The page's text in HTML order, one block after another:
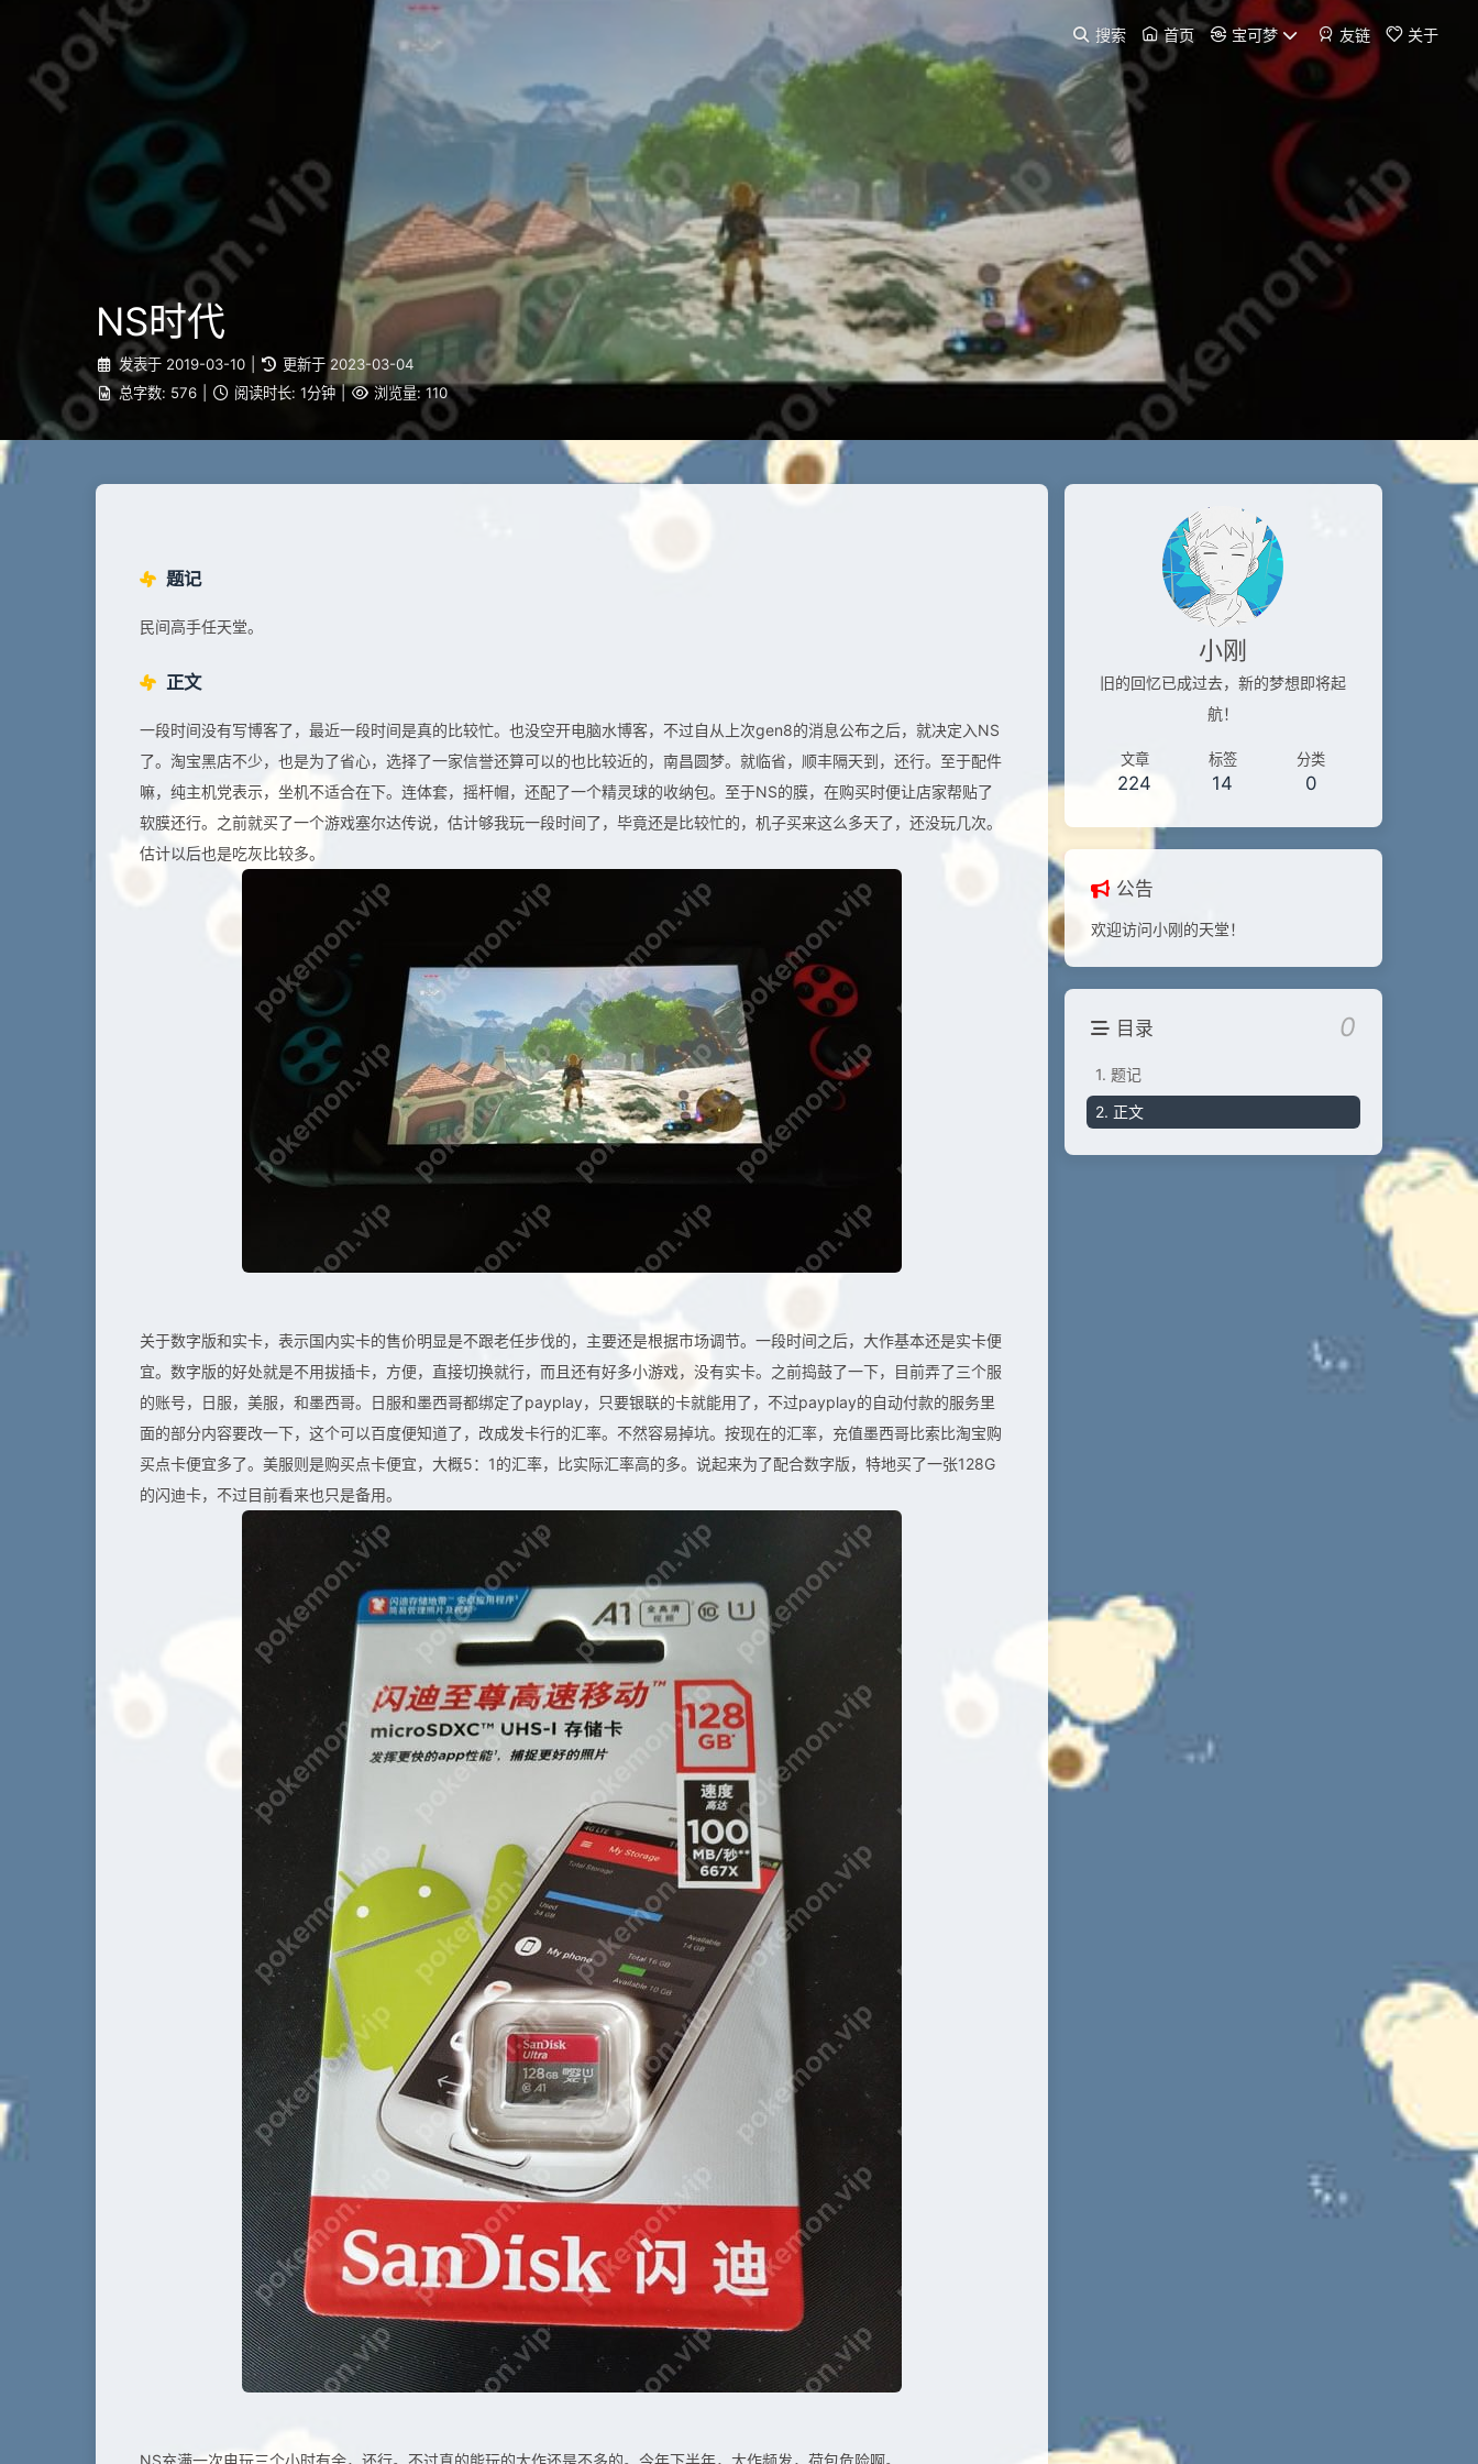
搜索 首页 宝可梦 友链 关于
NS时代
发表于 2019-03-10 更新于 2023-03-04
总字数: 576 阅读时长: 1分钟 浏览量: 110
题记
民间高手任天堂。
正文
一段时间没有写博客了，最近一段时间是真的比较忙。也没空开电脑水博客，不过自从上次gen8的消息公布之后，就决定入NS
了。淘宝黑店不少，也是为了省心，选择了一家信誉还算可以的也比较近的，南昌圆梦。就临省，顺丰隔天到，还行。至于配件
嘛，纯主机党表示，坐机不适合在下。连体套，摇杆帽，还配了一个精灵球的收纳包。至于NS的膜，在购买时便让店家帮贴了
软膜还行。之前就买了一个游戏塞尔达传说，估计够我玩一段时间了，毕竟还是比较忙的，机子买来这么多天了，还没玩几次。
估计以后也是吃灰比较多。
关于数字版和实卡，表示国内实卡的售价明显是不跟老任步伐的，主要还是根据市场调节。一段时间之后，大作基本还是实卡便
宜。数字版的好处就是不用拔插卡，方便，直接切换就行，而且还有好多小游戏，没有实卡。之前捣鼓了一下，目前弄了三个服
的账号，日服，美服，和墨西哥。日服和墨西哥都绑定了payplay，只要银联的卡就能用了，不过payplay的自动付款的服务里
面的部分内容要改一下，这个可以百度便知道了，改成发卡行的汇率。不然容易掉坑。按现在的汇率，充值墨西哥比索比淘宝购
买点卡便宜多了。美服则是购买点卡便宜，大概5：1的汇率，比实际汇率高的多。说起来为了配合数字版，特地买了一张128G
的闪迪卡，不过目前看来也只是备用。
NS充满一次电玩三个小时有余，还行。不过真的能玩的大作还是不多的。今年下半年，大作频发，荷包危险啊。
小刚
旧的回忆已成过去，新的梦想即将起
航！
文章
224
标签
14
分类
0
公告
欢迎访问小刚的天堂！
目录 0
1. 题记
2. 正文